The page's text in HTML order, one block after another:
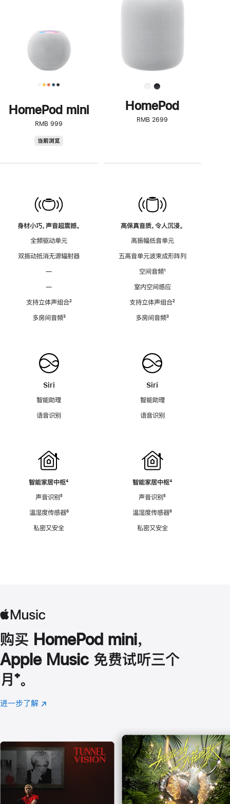
HomePod mini
RMB 999
当前浏览
身材小巧，声音超震撼。
全频驱动单元
双振动抵消无源辐射器
—
—
支持立体声组合脚
²
多房间音频脚
³
Siri
智能助理
语音识别
智能家居中枢脚
⁴
声音识别脚
⁵
温湿度传感器脚
⁶
私密又安全
了
解
HomePod<
HomePod
RMB 2699
高保真音质，令人沉浸。
高振幅低音单元
五高音单元波束成形阵列
空间音频脚
¹
室内空间感应
支持立体声组合脚
²
多房间音频脚
³
Siri
智能助理
语音识别
智能家居中枢脚
⁴
声音识别脚
⁵
温湿度传感器脚
⁶
私密又安全
购买 HomePod mini，
Apple Music 免费试听三个
月 脚
注
⁺。
进一步了解 Apple
(在
口
中
打
开)